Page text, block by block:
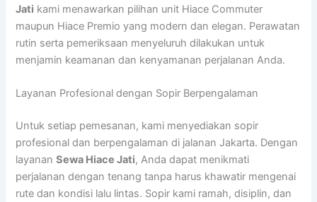
Jati kami menawarkan pilihan unit Hiace Commuter
maupun Hiace Premio yang modern dan elegan. Perawatan
rutin serta pemeriksaan menyeluruh dilakukan untuk
menjamin keamanan dan kenyamanan perjalanan Anda.
Layanan Profesional dengan Sopir Berpengalaman
Untuk setiap pemesanan, kami menyediakan sopir
profesional dan berpengalaman di jalanan Jakarta. Dengan
layananSewa Hiace Jati, Anda dapat menikmati
perjalanan dengan tenang tanpa harus khawatir mengenai
rute dan kondisi lalu lintas. Sopir kami ramah, disiplin, dan